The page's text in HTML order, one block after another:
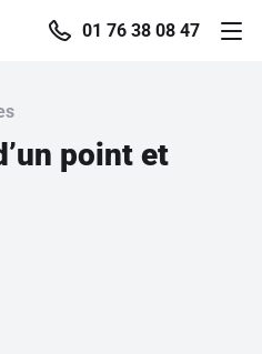
01 76 38 08 47
point et